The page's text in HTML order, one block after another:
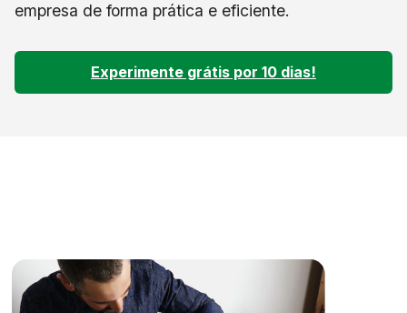
empresa de forma prática e eficiente.
Experimente grátis por 10 dias!